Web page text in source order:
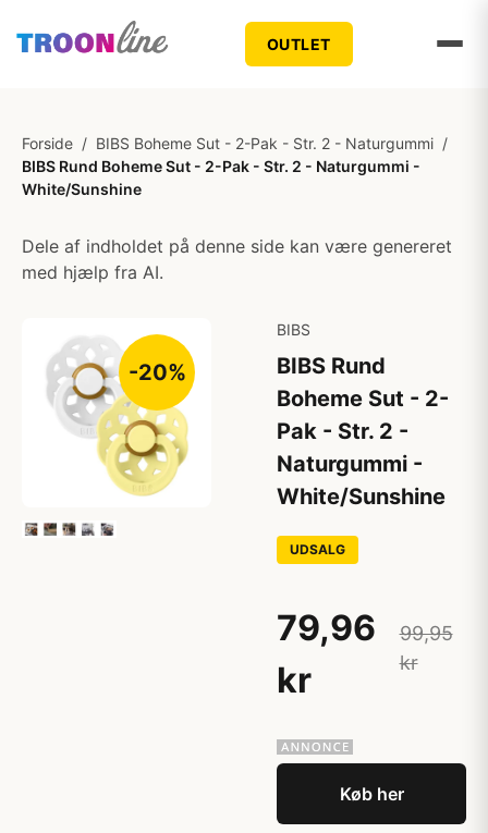
OUTLET
Forside / BIBS Boheme Sut - 2-Pak - Str. 2 - Naturgummi /
BIBS Rund Boheme Sut - 2-Pak - Str. 2 - Naturgummi -
White/Sunshine
Dele af indholdet på denne side kan være genereret
med hjælp fra AI.
-20%
BIBS
BIBS Rund
Boheme Sut - 2-
Pak - Str. 2 -
Naturgummi -
White/Sunshine
UDSALG
79,96
kr
99,95
kr
Køb her